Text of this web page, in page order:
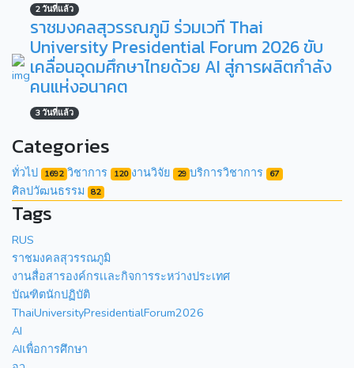
2 วันที่แล้ว
ราชมงคลสุวรรณภูมิ ร่วมเวที Thai
University Presidential Forum 2026 ขับ
เคลื่อนอุดมศึกษาไทยด้วย AI สู่การผลิตกำลัง
คนแห่งอนาคต
3 วันที่แล้ว
Categories
ทั่วไป 1692 วิชาการ 120 งานวิจัย 29 บริการวิชาการ 67
ศิลปวัฒนธรรม 82
Tags
RUS
ราชมงคลสุวรรณภูมิ
งานสื่อสารองค์กรเเละกิจการระหว่างประเทศ
บัณฑิตนักปฏิบัติ
ThaiUniversityPresidentialForum2026
AI
AIเพื่อการศึกษา